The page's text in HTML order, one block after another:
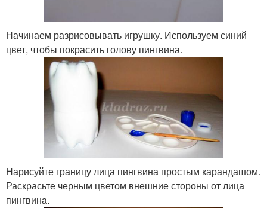
Начинаем разрисовывать игрушку. Используем синий
цвет, чтобы покрасить голову пингвина.
Нарисуйте границу лица пингвина простым карандашом.
Раскрасьте черным цветом внешние стороны от лица
пингвина.